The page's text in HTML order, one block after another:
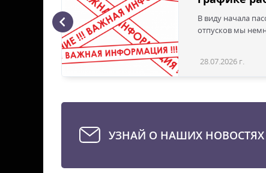
В виду начала
отпусков мы
28.07.2026 г.
УЗНАЙ О НАШИХ